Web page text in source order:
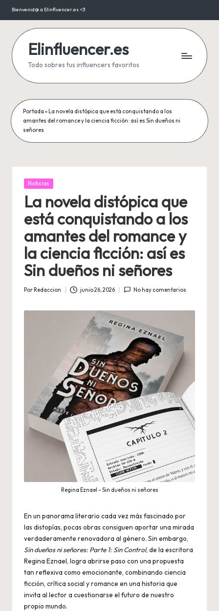
Saltar
contenido
Bienvenid@ a Elinfluencer.es <3
Elinfluencer.es
Todo sobres tus influencers favoritos
Portada » La novela distópica que está conquistando a los
amantes del romance y la ciencia ficción: así es Sin dueños ni
señores
Publicada
Noticias
La novela distópica que
está conquistando a los
amantes del romance y
la ciencia ficción: así es
Sin dueños ni señores
Por Redaccion junio 26, 2026 No hay comentarios
Regina Eznael – Sin dueños ni señores
En un panorama literario cada vez más fascinado por
las distopías, pocas obras consiguen aportar una mirada
verdaderamente renovadora al género. Sin embargo,
Sin dueños ni señores: Parte 1: Sin Control, de la escritora
Regina Eznael, logra abrirse paso con una propuesta
tan reflexiva como emocionante, combinando ciencia
ficción, crítica social y romance en una historia que
invita al lector a cuestionarse el futuro de nuestro
propio mundo.